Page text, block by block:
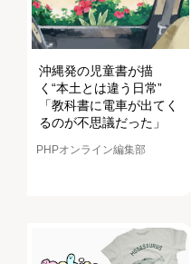
沖縄発の児童書が描
く“本土とは違う日常”
「教科書に電車が出てく
るのが不思議だった」
PHPオンライン編集部